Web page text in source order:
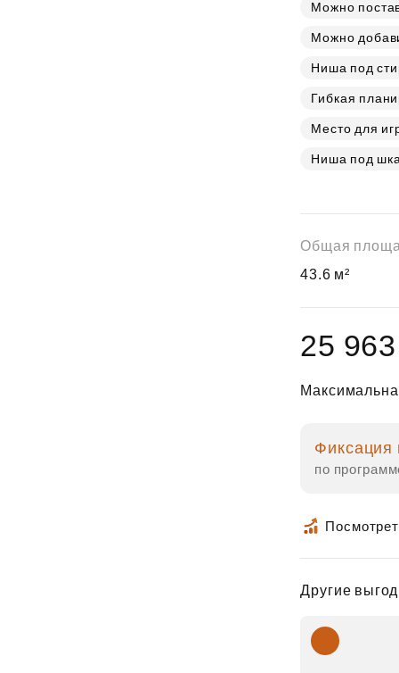
25
Фиксация
по
Другие
Можно
Можно
Ниша под
Гибкая
Место для
Ниша под
Общая
43.6 м²